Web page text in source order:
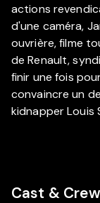
actions
d'une caméra,
ouvrière, filme
de Renault,
finir une fois
convaincre un
kidnapper Louis
Cast & Crew